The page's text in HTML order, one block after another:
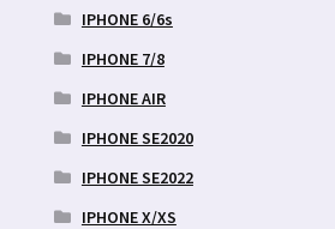
IPHONE 6/6s
IPHONE 7/8
IPHONE AIR
IPHONE SE2020
IPHONE SE2022
IPHONE X/XS